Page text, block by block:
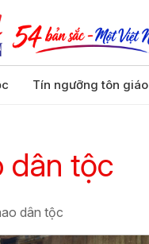
Tín ngưỡng tôn giáo
dân tộc
dân tộc